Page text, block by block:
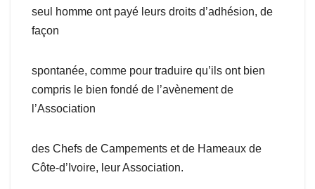
seul homme ont payé leurs droits d’adhésion, de
façon
spontanée, comme pour traduire qu’ils ont bien
compris le bien fondé de l’avènement de
l’Association
des Chefs de Campements et de Hameaux de
Côte-d’Ivoire, leur Association.